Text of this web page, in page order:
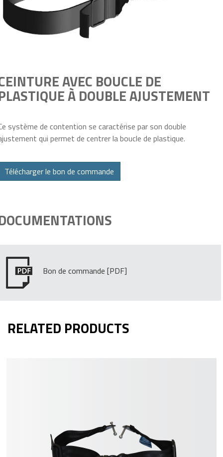
AVEC BOUCLE DE
À DOUBLE AJUSTEMENT
système de contention se caractérise par son double
qui permet de centrer la boucle de plastique.
Télécharger le bon de commande
Bon de commande
RELATED PRODUCTS